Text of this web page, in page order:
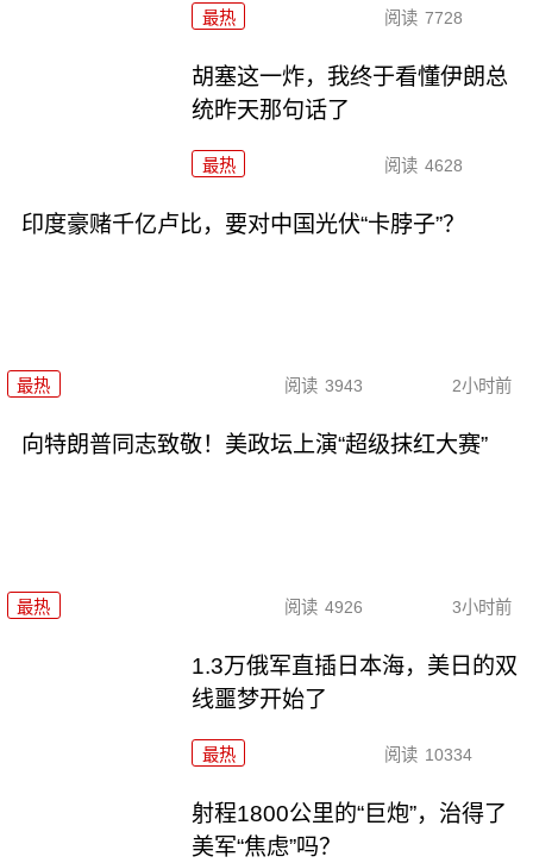
最热 阅读 7728
胡塞这一炸，我终于看懂伊朗总
统昨天那句话了
最热 阅读 4628
印度豪赌千亿卢比，要对中国光伏“卡脖子”？
最热 阅读 3943 2小时前
向特朗普同志致敬！美政坛上演“超级抹红大赛”
最热 阅读 4926 3小时前
1.3万俄军直插日本海，美日的双
线噩梦开始了
最热 阅读 10334
射程1800公里的“巨炮”，治得了
美军“焦虑”吗？